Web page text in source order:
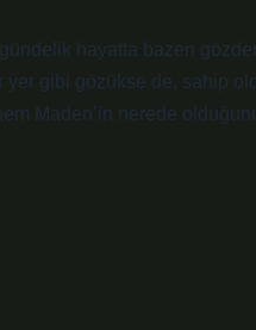
hayatta bazen
yer gibi gözükse de, sahip
Maden’in nerede